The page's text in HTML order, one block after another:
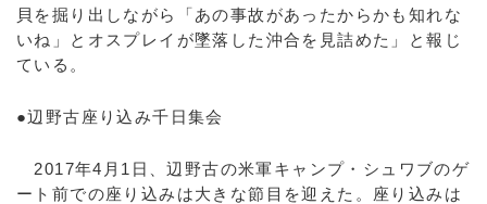
貝を掘り出しながら「あの事故があったからかも知れな
いね」とオスプレイが墜落した沖合を見詰めた」と報じ
ている。
●辺野古座り込み千日集会
2017年4月1日、辺野古の米軍キャンプ・シュワブのゲ
ート前での座り込みは大きな節目を迎えた。座り込みは